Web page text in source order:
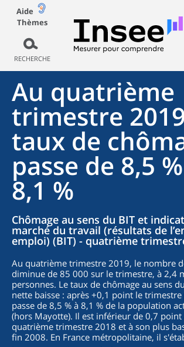
Aide
Thèmes
RECHERCHE
Au quatrième
trimestre
taux de
passe de 8,5
8,1 %
Chômage au sens du BIT et
marché du travail (résultats de
emploi) (BIT) - quatrième
Au quatrième trimestre 2019, le nombre
diminue de 85 000 sur le trimestre, à 2,4
personnes. Le taux de chômage au sens
nette baisse : après +0,1 point le
passe de 8,5 % à 8,1 % de la population
(hors Mayotte). Il est inférieur de 0,7 point
quatrième trimestre 2018 et à son plus
fin 2008. En France métropolitaine, il